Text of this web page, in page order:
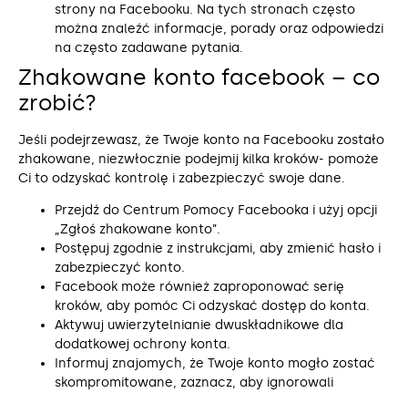
strony na Facebooku. Na tych stronach często
można znaleźć informacje, porady oraz odpowiedzi
na często zadawane pytania.
Zhakowane konto facebook – co
zrobić?
Jeśli podejrzewasz, że Twoje konto na Facebooku zostało
zhakowane, niezwłocznie podejmij kilka kroków- pomoże
Ci to odzyskać kontrolę i zabezpieczyć swoje dane.
Przejdź do Centrum Pomocy Facebooka i użyj opcji
„Zgłoś zhakowane konto”.
Postępuj zgodnie z instrukcjami, aby zmienić hasło i
zabezpieczyć konto.
Facebook może również zaproponować serię
kroków, aby pomóc Ci odzyskać dostęp do konta.
Aktywuj uwierzytelnianie dwuskładnikowe dla
dodatkowej ochrony konta.
Informuj znajomych, że Twoje konto mogło zostać
skompromitowane, zaznacz, aby ignorowali